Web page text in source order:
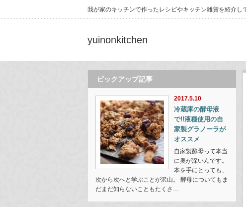
我が家のキッチンで作ったレシピやキッチン雑貨を紹介し
yuinonkitchen
ピックアップ記事
2017.5.10
冷蔵庫の酵母液
で!!液種使用の自
家製グラノーラが
オススメ
自家製酵母って本当
に奥が深いんです。
本を手にとっても、
次から次へと学ぶことが沢山。 酵母についてもま
だまだ知らないこともたくさ…